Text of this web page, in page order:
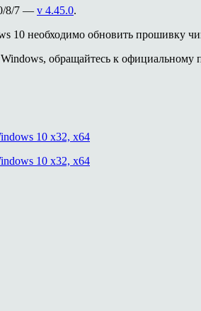
8/7 — v 4.45.0.
10 необходимо обновить прошивку
обращайтесь к официальному
10 x32, x64
10 x32, x64